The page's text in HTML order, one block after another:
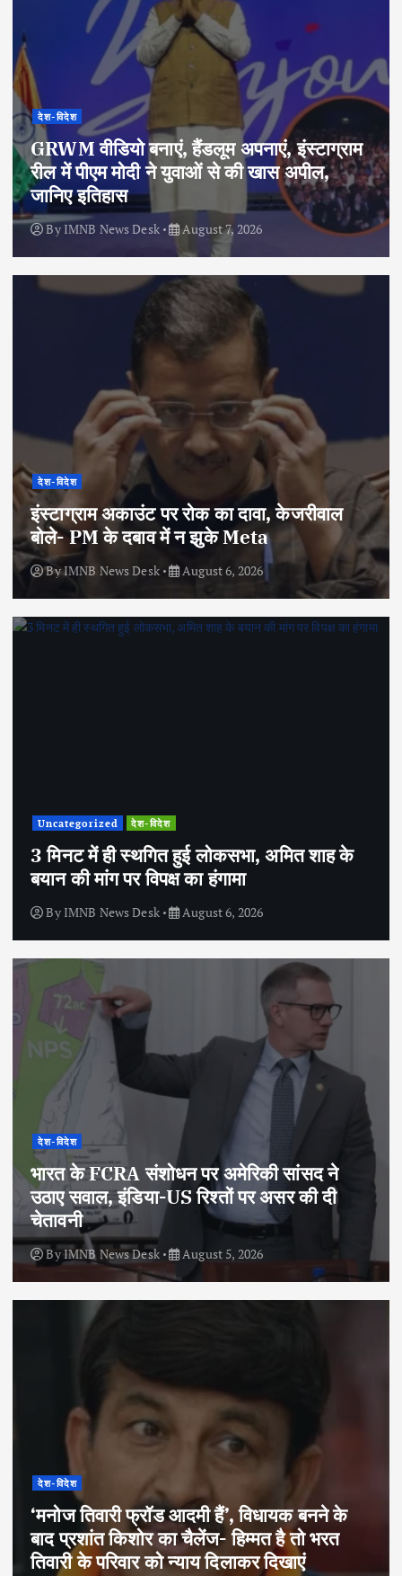
देश-विदेश
GRWM वीडियो बनाएं, हैंडलूम अपनाएं, इंस्टाग्राम
रील में पीएम मोदी ने युवाओं से की खास अपील,
जानिए इतिहास
By IMNB News Desk August 7, 2026
देश-विदेश
इंस्टाग्राम अकाउंट पर रोक का दावा, केजरीवाल
बोले- PM के दबाव में न झुके Meta
ByIMNB News Desk August 6, 2026
Uncategorized देश-विदेश
3 मिनट में ही स्थगित हुई लोकसभा, अमित शाह के
बयान की मांग पर विपक्ष का हंगामा
By IMNB News Desk August 6, 2026
देश-विदेश
भारत के FCRA संशोधन पर अमेरिकी सांसद ने
उठाए सवाल, इंडिया-US रिश्तों पर असर की दी
चेतावनी
ByIMNB News Desk August 5, 2026
देश-विदेश
‘मनोज तिवारी फ्रॉड आदमी हैं’, विधायक बनने के
बाद प्रशांत किशोर का चैलेंज- हिम्मत है तो भरत
तिवारी के परिवार को न्याय दिलाकर दिखाएं